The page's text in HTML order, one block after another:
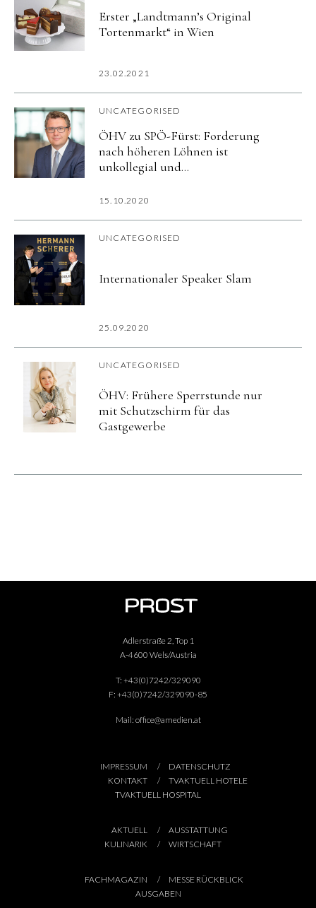
Erster „Landtmann’s Original
Tortenmarkt“ in Wien
23.02.2021
UNCATEGORISED
ÖHV zu SPÖ-Fürst: Forderung
nach höheren Löhnen ist
unkollegial und
15.10.2020
UNCATEGORISED
Internationaler Speaker Slam
25.09.2020
UNCATEGORISED
ÖHV: Frühere Sperrstunde nur
mit Schutzschirm für das
Gastgewerbe
Adlerstraße 2, Top 1
A-4600 Wels/Austria
T: +43(0)7242/329090
F: +43(0)7242/329090-85
Mail: office@amedien.at
IMPRESSUM
DATENSCHUTZ
KONTAKT
TVAKTUELL HOTELE
TVAKTUELL HOSPITAL
AKTUELL
AUSSTATTUNG
KULINARIK
WIRTSCHAFT
FACHMAGAZIN
MESSE RÜCKBLICK
AUSGABEN